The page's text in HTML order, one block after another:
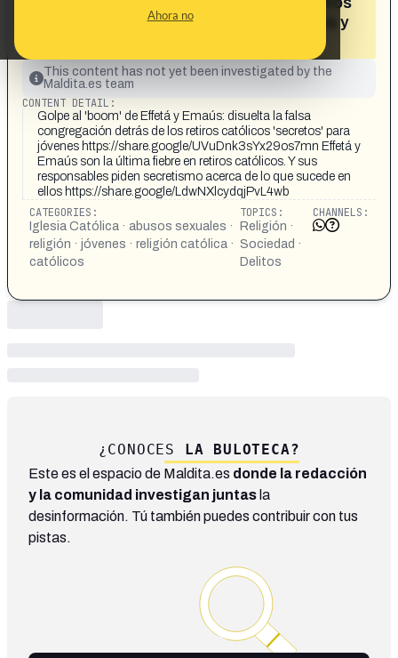
Ahora no
sectarios en los retiros católicos Effetá y
This content has not yet been investigated by the
Maldita.es team
CONTENT DETAIL:
Golpe al 'boom' de Effetá y Emaús: disuelta la falsa
congregación detrás de los retiros católicos 'secretos' para
jóvenes https://share.google/UVuDnk3sYx29os7mn Effetá y
Emaús son la última fiebre en retiros católicos. Y sus
responsables piden secretismo acerca de lo que sucede en
ellos https://share.google/LdwNXlcydqjPvL4wb
CATEGORIES:
Iglesia Católica · abusos sexuales ·
religión · jóvenes · religión católica ·
católicos
TOPICS:
Religión ·
Sociedad ·
Delitos
CHANNELS:
¿CONOCES LA BULOTECA?
Este es el espacio de Maldita.es donde la redacción
y la comunidad investigan juntas la
desinformación. Tú también puedes contribuir con tus
pistas.